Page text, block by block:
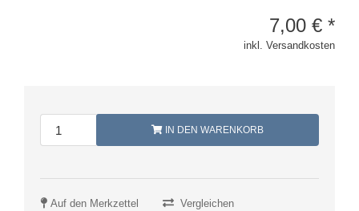
7,00 € *
inkl. Versandkosten
IN DEN WARENKORB
Auf den Merkzettel
Vergleichen